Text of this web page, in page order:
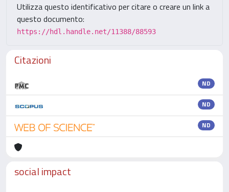
Utilizza questo identificativo per citare o creare un link a
questo documento:
https://hdl.handle.net/11388/88593
Citazioni
ND
ND
ND
social impact